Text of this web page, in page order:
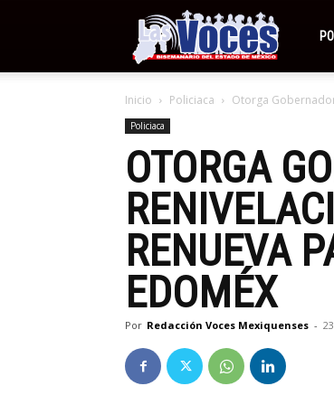
Las
Inicio Policiaca Otorga
Policiaca
OTORGA
RENUEVA
EDOMÉX
Por Redacción Voces Mexiquenses -